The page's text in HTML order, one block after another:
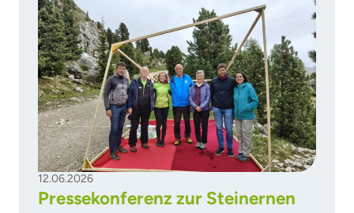
12.06.2026
Pressekonferenz zur Steinernen